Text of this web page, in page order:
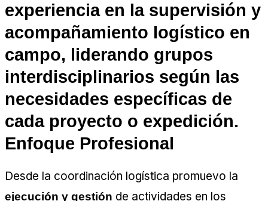
experiencia en la supervisión y
acompañamiento logístico en
campo, liderando grupos
interdisciplinarios según las
necesidades específicas de
cada proyecto o expedición.
Enfoque Profesional
Desde la coordinación logística promuevo la
ejecución y gestión de actividades en los